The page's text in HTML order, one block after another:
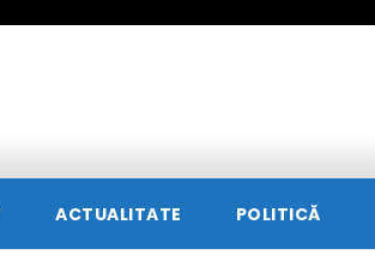
ACTUALITATE POLITICĂ